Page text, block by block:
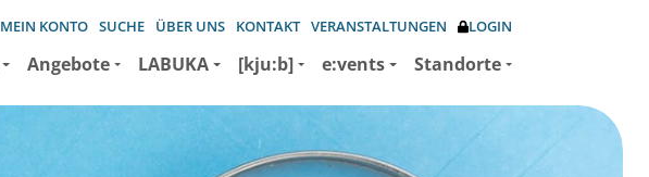
MEIN KONTO SUCHE ÜBER UNS KONTAKT VERANSTALTUNGEN LOGIN
Angebote LABUKA [kju:b] e:vents Standorte